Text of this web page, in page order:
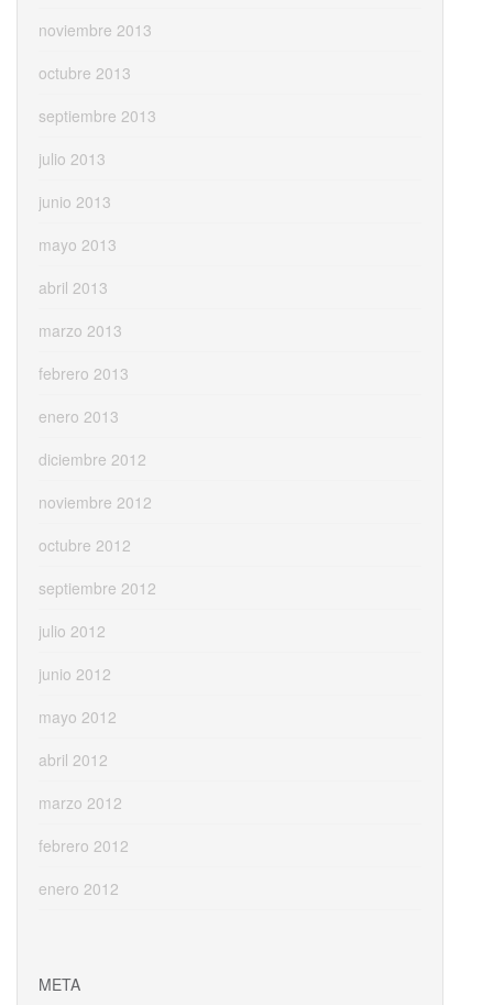
noviembre 2013
octubre 2013
septiembre 2013
julio 2013
junio 2013
mayo 2013
abril 2013
marzo 2013
febrero 2013
enero 2013
diciembre 2012
noviembre 2012
octubre 2012
septiembre 2012
julio 2012
junio 2012
mayo 2012
abril 2012
marzo 2012
febrero 2012
enero 2012
META